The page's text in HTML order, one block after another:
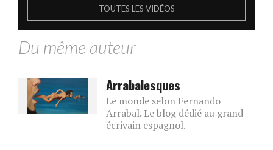
TOUTES LES VIDÉOS
Du même auteur
Arrabalesques
Le monde selon Fernando
Arrabal. Le blog dédié au grand
écrivain espagnol.